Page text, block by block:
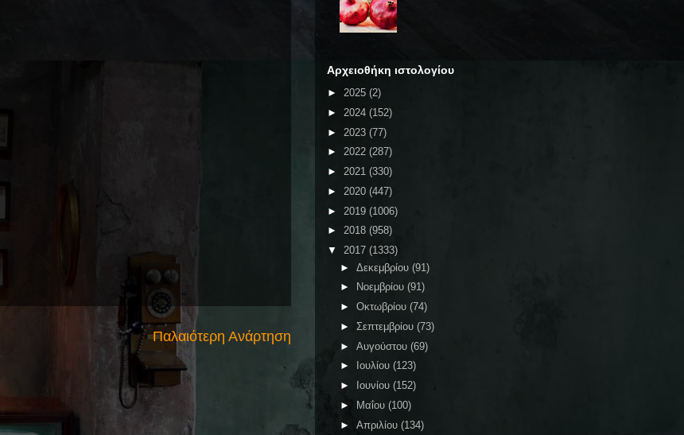
Παλαιότερη Ανάρτηση
Αρχειοθήκη ιστολογίου
► 2025 (2)
► 2024 (152)
► 2023 (77)
► 2022 (287)
► 2021 (330)
► 2020 (447)
► 2019 (1006)
► 2018 (958)
▼ 2017 (1333)
► Δεκεμβρίου (91)
►
Νοεμβρίου (91)
► Οκτωβρίου (74)
► Σεπτεμβρίου (73)
► Αυγούστου (69)
►
Ιουλίου (123)
►
Ιουνίου (152)
►
Μαΐου (100)
► Απριλίου (134)